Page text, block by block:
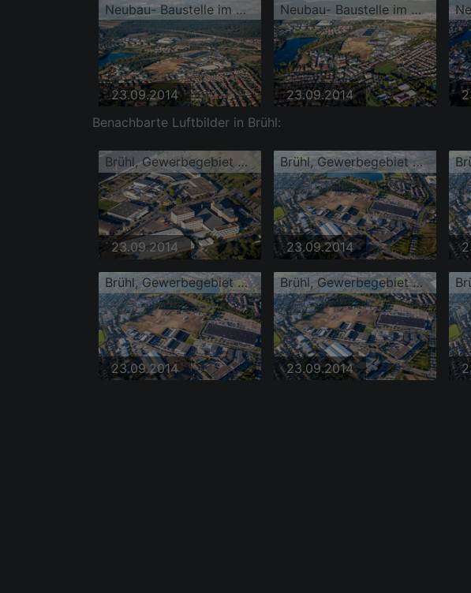
Neubau- Baustelle im Gewerbegebiet Schütte-Lanz-Park
23.09.2014
Neubau- Baustelle im Gewerbegebiet Schütte-Lanz-Park
23.09.2014
Benachbarte Luftbilder in Brühl:
Brühl, Gewerbegebiet Schütte-Lanz-Park
23.09.2014
Brühl, Gewerbegebiet Schütte-Lanz-Park
23.09.2014
Brühl, Gewerbegebiet Schütte-Lanz-Park
23.09.2014
Brühl, Gewerbegebiet Schütte-Lanz-Park
23.09.2014